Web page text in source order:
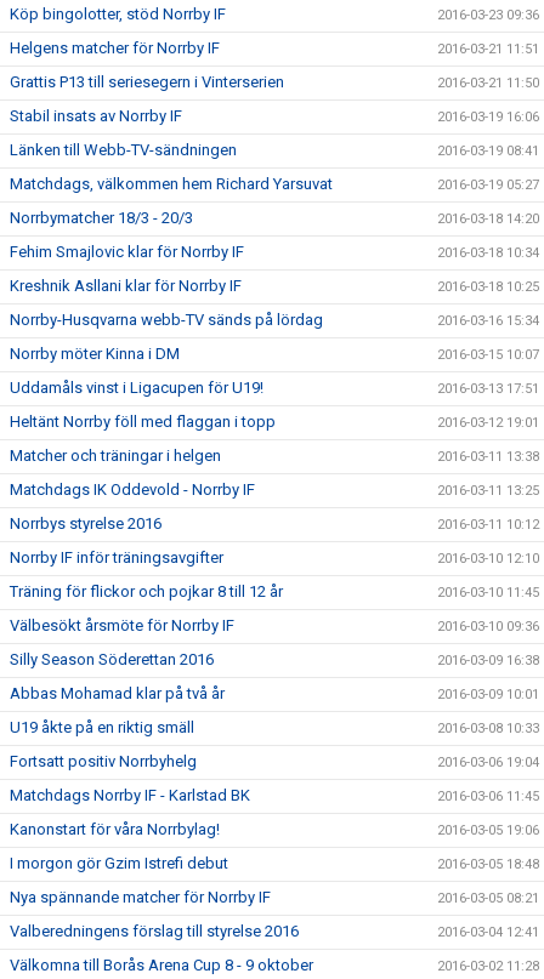
Köp bingolotter, stöd Norrby IF 2016-03-23 09:36
Helgens matcher för Norrby IF 2016-03-21 11:51
Grattis P13 till seriesegern i Vinterserien 2016-03-21 11:50
Stabil insats av Norrby IF 2016-03-19 16:06
Länken till Webb-TV-sändningen 2016-03-19 08:41
Matchdags, välkommen hem Richard Yarsuvat 2016-03-19 05:27
Norrbymatcher 18/3 - 20/3 2016-03-18 14:20
Fehim Smajlovic klar för Norrby IF 2016-03-18 10:34
Kreshnik Asllani klar för Norrby IF 2016-03-18 10:25
Norrby-Husqvarna webb-TV sänds på lördag 2016-03-16 15:34
Norrby möter Kinna i DM 2016-03-15 10:07
Uddamåls vinst i Ligacupen för U19! 2016-03-13 17:51
Heltänt Norrby föll med flaggan i topp 2016-03-12 19:01
Matcher och träningar i helgen 2016-03-11 13:38
Matchdags IK Oddevold - Norrby IF 2016-03-11 13:25
Norrbys styrelse 2016 2016-03-11 10:12
Norrby IF inför träningsavgifter 2016-03-10 12:10
Träning för flickor och pojkar 8 till 12 år 2016-03-10 11:45
Välbesökt årsmöte för Norrby IF 2016-03-10 09:36
Silly Season Söderettan 2016 2016-03-09 16:38
Abbas Mohamad klar på två år 2016-03-09 10:01
U19 åkte på en riktig smäll 2016-03-08 10:33
Fortsatt positiv Norrbyhelg 2016-03-06 19:04
Matchdags Norrby IF - Karlstad BK 2016-03-06 11:45
Kanonstart för våra Norrbylag! 2016-03-05 19:06
I morgon gör Gzim Istrefi debut 2016-03-05 18:48
Nya spännande matcher för Norrby IF 2016-03-05 08:21
Valberedningens förslag till styrelse 2016 2016-03-04 12:41
Välkomna till Borås Arena Cup 8 - 9 oktober 2016-03-02 11:28